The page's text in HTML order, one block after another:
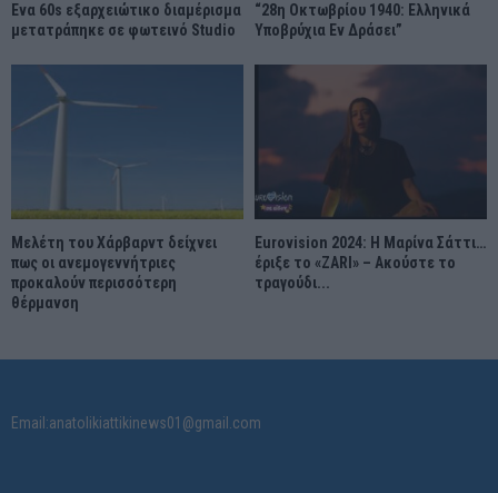
Ένα 60s εξαρχειώτικο διαμέρισμα
μετατράπηκε σε φωτεινό Studio
“28η Οκτωβρίου 1940: Ελληνικά
Υποβρύχια Εν Δράσει”
Μελέτη του Χάρβαρντ δείχνει
πως οι ανεμογεννήτριες
προκαλούν περισσότερη
θέρμανση
Eurovision 2024: Η Μαρίνα Σάττι…
έριξε το «ZARI» – Ακούστε το
τραγούδι...
Email:anatolikiattikinews01@gmail.com